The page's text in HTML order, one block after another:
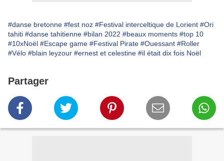
#danse bretonne #fest noz #Festival interceltique de Lorient #Ori
tahiti #danse tahitienne #bilan 2022 #beaux moments #top 10
#10xNoël #Escape game #Festival Pirate #Ouessant #Roller
#Vélo #blain leyzour #ernest et celestine #il était dix fois Noël
Partager